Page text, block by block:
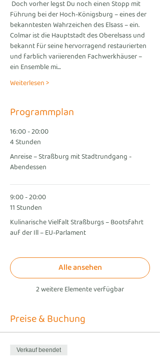
Führung bei der Hoch-Königsburg – eines der
bekanntesten Wahrzeichen des Elsass – ein.
Colmar ist die Hauptstadt des Oberelsass und
bekannt für seine hervorragend restaurierten
und farblich variierenden Fachwerkhäuser –
ein Ensemble mi…
Weiterlesen >
Programmplan
16:00 - 20:00
4 Stunden
Anreise – Straßburg mit Stadtrundgang -
Abendessen
9:00 - 20:00
11 Stunden
Kulinarische Vielfalt Straßburgs – Bootsfahrt
auf der Ill – EU-Parlament
2 weitere Elemente verfügbar
Alle ansehen
Preise & Buchung
Verkauf beendet